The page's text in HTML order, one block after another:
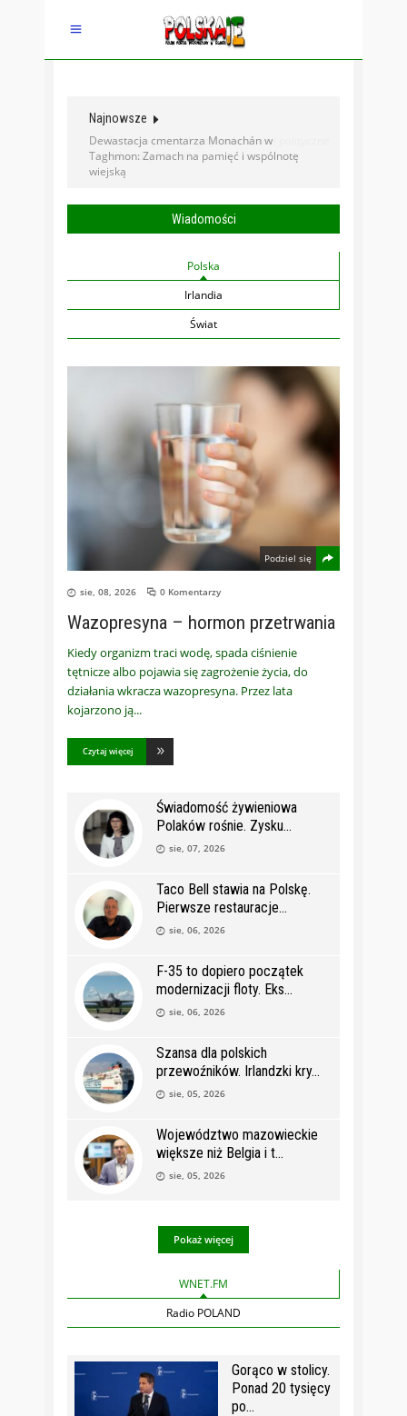
Najnowsze
Dewastacja cmentarza Monachán w
Taghmon: Zamach na pamięć i wspólnotę
wiejską
Wiadomości
Polska
Irlandia
Świat
Podziel się
sie, 08, 2026 0 Komentarzy
Wazopresyna – hormon przetrwania
Kiedy organizm traci wodę, spada ciśnienie
tętnicze albo pojawia się zagrożenie życia, do
działania wkracza wazopresyna. Przez lata
kojarzono ją
Czytaj więcej
Świadomość żywieniowa
Polaków rośnie. Zysku
sie, 07, 2026
Taco Bell stawia na Polskę.
Pierwsze restauracje
sie, 06, 2026
F-35 to dopiero początek
modernizacji floty. Eks
sie, 06, 2026
Szansa dla polskich
przewoźników. Irlandzki kry
sie, 05, 2026
Województwo mazowieckie
większe niż Belgia i t
sie, 05, 2026
Pokaż więcej
WNET.FM
Radio POLAND
Gorąco w stolicy.
Ponad 20 tysięcy
po